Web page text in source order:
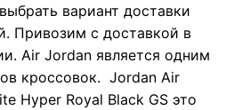
вариант доставки
Привозим с доставкой в
Air Jordan является одним
кроссовок. Jordan Air
Hyper Royal Black GS это